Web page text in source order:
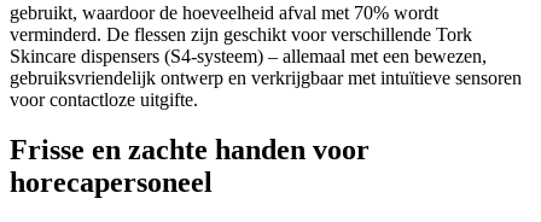
gebruikt, waardoor de hoeveelheid afval met 70% wordt
verminderd. De flessen zijn geschikt voor verschillende Tork
Skincare dispensers (S4-systeem) – allemaal met een bewezen,
gebruiksvriendelijk ontwerp en verkrijgbaar met intuïtieve sensoren
voor contactloze uitgifte.
Frisse en zachte handen voor
horecapersoneel